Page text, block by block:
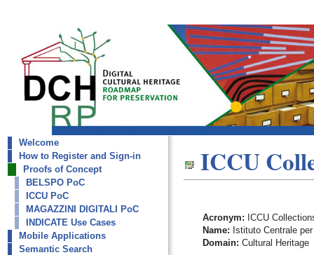
dch-rp
ICCU Collections
Welcome
How to Register and Sign-in
Proofs of Concept
BELSPO PoC
ICCU PoC
MAGAZZINI DIGITALI PoC
INDICATE Use Cases
Mobile Applications
Semantic Search
ICCU
Acronym: ICCU
Name: Istituto Centrale
Domain: Cultural Heritage